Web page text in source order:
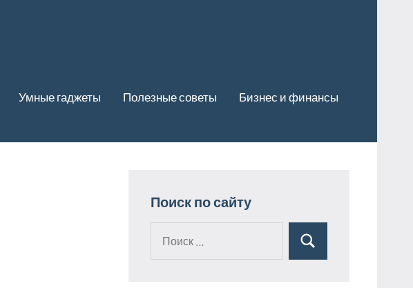
Умные гаджеты Полезные советы Бизнес и финансы
Поиск по сайту
Поиск